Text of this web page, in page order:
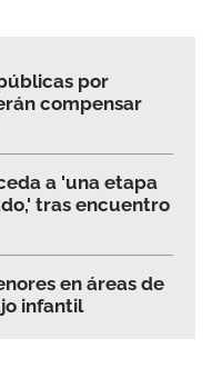
por
compensar
a 'una etapa
tras encuentro
en áreas de
infantil